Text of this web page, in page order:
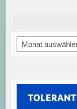
Archiv